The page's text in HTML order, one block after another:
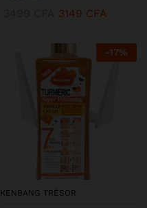
3149 CFA
-17%
KENBANG TRÉSOR